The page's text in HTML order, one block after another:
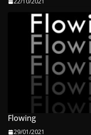
Flowing
29/01/2021